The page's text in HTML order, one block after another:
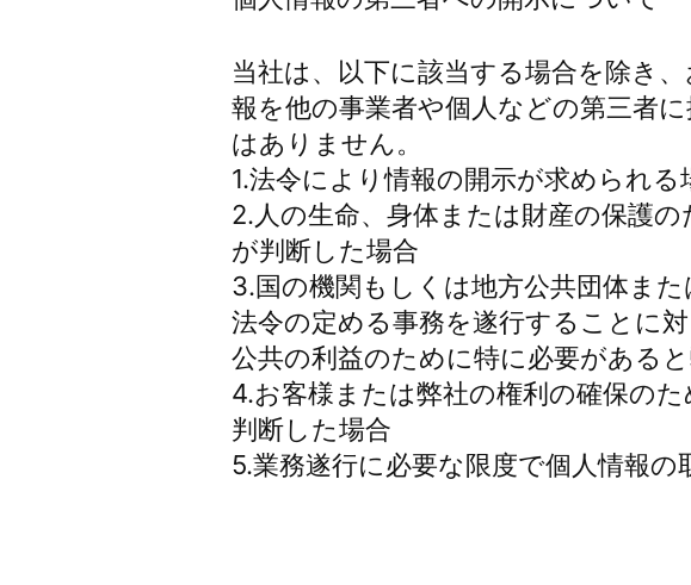
当社は、以下に該当する場合を除き
報を他の事業者や個人などの第三者
はありません。
1.法令により情報の開示が求められる
2.人の生命、身体または財産の保護
が判断した場合
3.国の機関もしくは地方公共団体ま
法令の定める事務を遂行することに
公共の利益のために特に必要がある
4.お客様または弊社の権利の確保の
判断した場合
5.業務遂行に必要な限度で個人情報の